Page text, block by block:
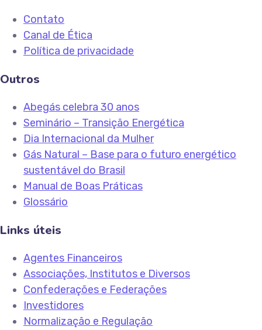
Contato
Canal de Ética
Política de privacidade
Outros
Abegás celebra 30 anos
Seminário – Transição Energética
Dia Internacional da Mulher
Gás Natural – Base para o futuro energético
sustentável do Brasil
Manual de Boas Práticas
Glossário
Links úteis
Agentes Financeiros
Associações, Institutos e Diversos
Confederações e Federações
Investidores
Normalização e Regulação